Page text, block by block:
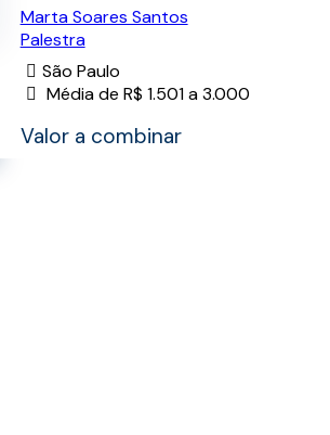
Marta Soares Santos
Palestra
São Paulo
Média de R$ 1.501 a 3.000
Valor a combinar